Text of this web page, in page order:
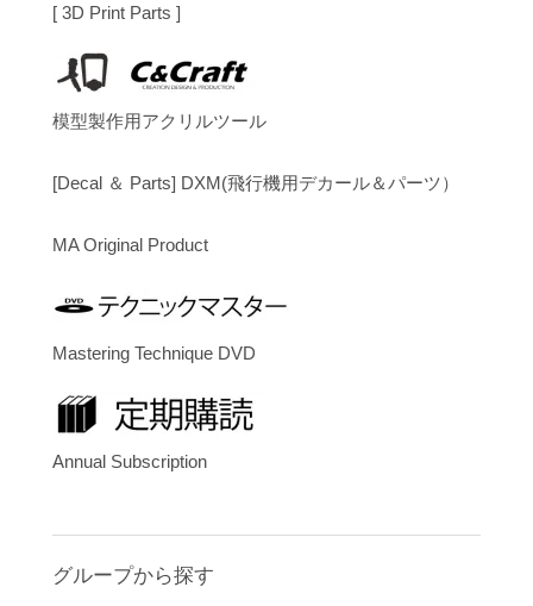
[ 3D Print Parts ]
模型製作用アクリルツール
[Decal ＆ Parts] DXM(飛行機用デカール＆パーツ）
MA Original Product
Mastering Technique DVD
Annual Subscription
グループから探す